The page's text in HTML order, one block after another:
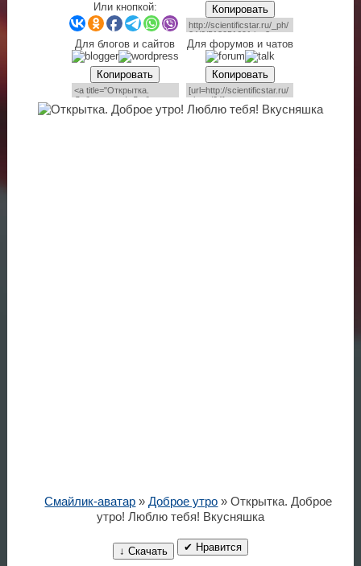
Или кнопкой: Копировать
Для блогов и сайтов Для форумов и чатов
Копировать Копировать
Смайлик-аватар »Доброе утро » Открытка. Доброе
утро! Люблю тебя! Вкусняшка
↓ Скачать ✔ Нравится